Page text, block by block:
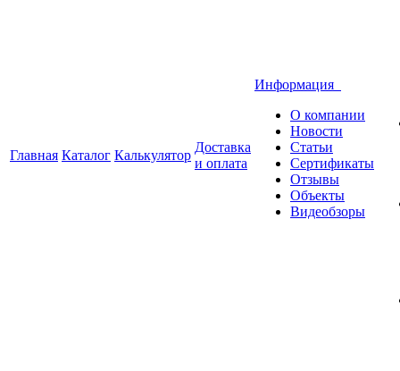
Главная Каталог Калькулятор
Доставка
и оплата
Информация
О компании
Новости
Статьи
Сертификаты
Отзывы
Объекты
Видеобзоры